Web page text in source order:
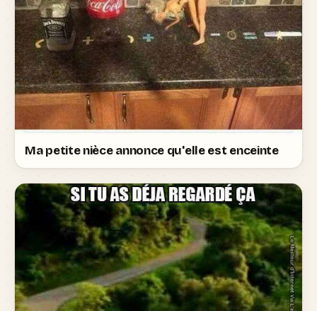
Ma petite nièce annonce qu'elle est enceinte